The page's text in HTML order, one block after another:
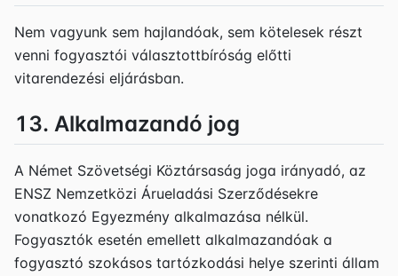
Nem vagyunk sem hajlandóak, sem kötelesek részt
venni fogyasztói választottbíróság előtti
vitarendezési eljárásban.
13. Alkalmazandó jog
A Német Szövetségi Köztársaság joga irányadó, az
ENSZ Nemzetközi Árueladási Szerződésekre
vonatkozó Egyezmény alkalmazása nélkül.
Fogyasztók esetén emellett alkalmazandóak a
fogyasztó szokásos tartózkodási helye szerinti állam